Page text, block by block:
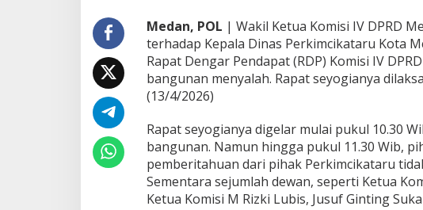
w
a
p
a
d
a
n
a
s
P
e
r
Medan, POL | Wakil Ketua Komisi IV DPRD
terhadap Kepala Dinas Perkimcikataru Kota
Rapat Dengar Pendapat (RDP) Komisi IV
bangunan menyalah. Rapat seyogianya
(13/4/2026)
Rapat seyogianya digelar mulai pukul 10.30
bangunan. Namun hingga pukul 11.30 Wib,
pemberitahuan dari pihak Perkimcikataru
Sementara sejumlah dewan, seperti Ketua
Ketua Komisi M Rizki Lubis, Jusuf Ginting